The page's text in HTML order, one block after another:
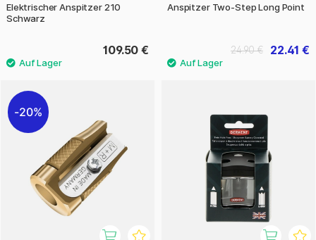
Elektrischer Anspitzer 210
Schwarz
109.50 €
Anspitzer Two-Step Long Point
22.41 €
24.90 €
20%